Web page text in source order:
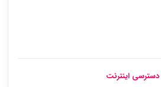
دسترسی اینترنت